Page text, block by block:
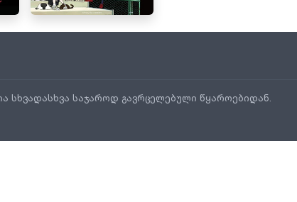
სხვადასხვა საჯაროდ გავრცელებული წყაროებიდან.